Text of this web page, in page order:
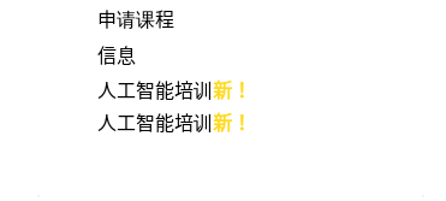
申请课程
信息
人工智能培训新！
人工智能培训新！